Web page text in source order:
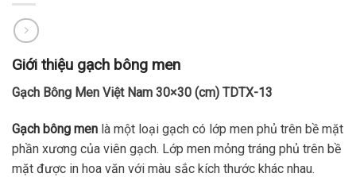
Giới thiệu gạch bông men
Gạch Bông Men Việt Nam 30×30 (cm) TDTX-13
Gạch bông men là một loại gạch có lớp men phủ trên bề mặt
phần xương của viên gạch. Lớp men mỏng tráng phủ trên bề
mặt được in hoa văn với màu sắc kích thước khác nhau.